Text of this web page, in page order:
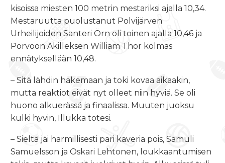
kisoissa miesten 100 metrin mestariksi ajalla 10,34.
Mestaruutta puolustanut Polvijärven
Urheilijoiden Santeri Örn oli toinen ajalla 10,46 ja
Porvoon Akilleksen William Thor kolmas
ennätyksellään 10,48.
– Sitä lähdin hakemaan ja toki kovaa aikaakin,
mutta reaktiot eivät nyt olleet niin hyviä. Se oli
huono alkuerässä ja finaalissa. Muuten juoksu
kulki hyvin, Illukka totesi.
– Sieltä jäi harmillisesti pari kaveria pois, Samuli
Samuelsson ja Oskari Lehtonen, loukkaantumisen